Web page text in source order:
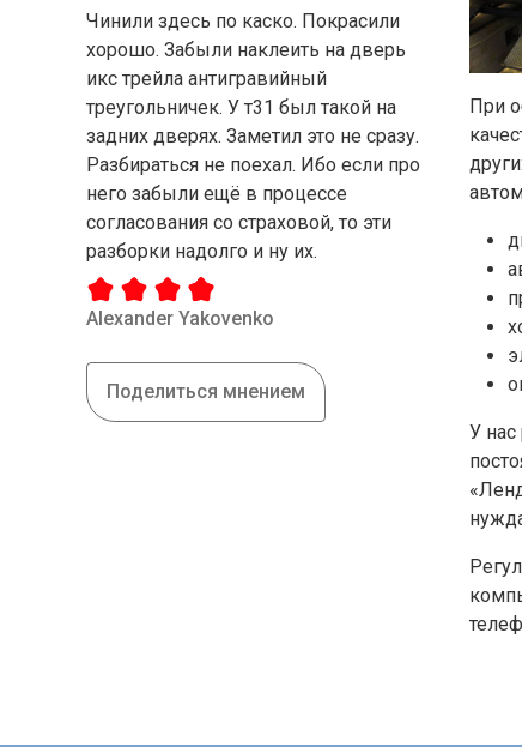
Чинили здесь по каско. Покрасили
хорошо. Забыли наклеить на дверь
икс трейла антигравийный
треугольничек. У т31 был такой на
задних дверях. Заметил это не сразу.
Разбираться не поехал. Ибо если про
него забыли ещё в процессе
согласования со страховой, то эти
разборки надолго и ну их.
Alexander Yakovenko
Поделиться мнением
При
У